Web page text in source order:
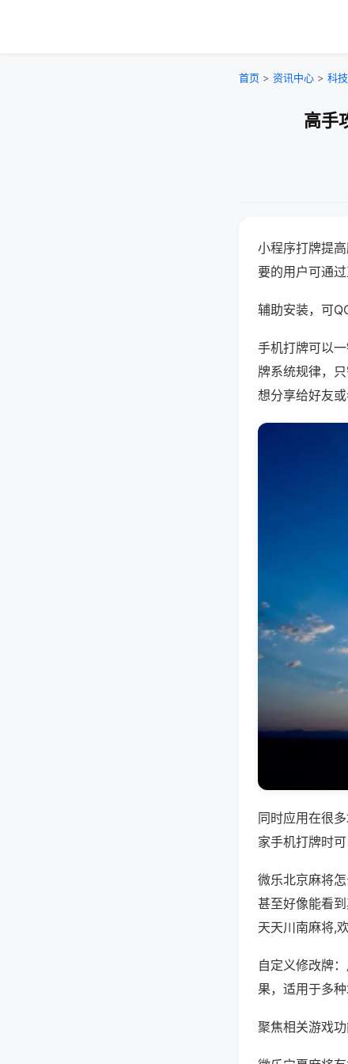
首页 > 资讯中心 > 科
高手
小程序打牌提
要的用户可通过
辅助安装，可
手机打牌可以
牌系统规律，
想分享给好友
同时应用在很
家手机打牌时
微乐北京麻将
甚至好像能看
天天川南麻将,
自定义修改牌
果，适用于多
聚焦相关游戏功